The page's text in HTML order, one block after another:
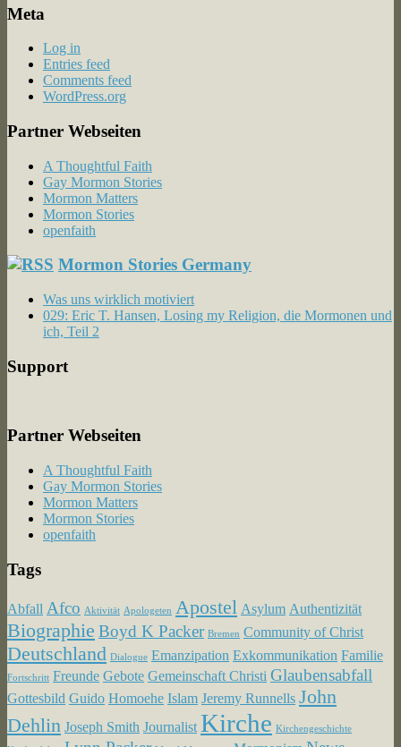
Meta
Log in
Entries feed
Comments feed
WordPress.org
Partner Webseiten
A Thoughtful Faith
Gay Mormon Stories
Mormon Matters
Mormon Stories
openfaith
Mormon Stories Germany
Was uns wirklich motiviert
029: Eric T. Hansen, Losing my Religion, die Mormonen und
ich, Teil 2
Support
Partner Webseiten
A Thoughtful Faith
Gay Mormon Stories
Mormon Matters
Mormon Stories
openfaith
Tags
Abfall Afco Aktivität Apologeten Apostel Asylum Authentizität
Biographie Boyd K Packer Bremen Community of Christ
Deutschland Dialogue Emanzipation Exkommunikation Familie
Fortschritt Freunde Gebote Gemeinschaft Christi Glaubensabfall
Gottesbild Guido Homoehe Islam Jeremy Runnells John
Dehlin Joseph Smith Journalist Kirche Kirchengeschichte